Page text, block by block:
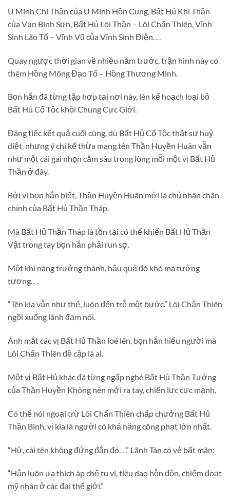
U Minh Chi Thần của U Minh Hồn Cung, Bất Hủ Khí Thần
của Vạn Binh Sơn, Bất Hủ Lôi Thần – Lôi Chấn Thiên, Vĩnh
Sinh Lão Tổ – Vĩnh Vũ của Vĩnh Sinh Điện. . .
Quay ngược thời gian về nhiều năm trước, trận hình này có
thêm Hồng Mông Đạo Tổ – Hồng Thương Minh.
Bọn hắn đã từng tập hợp tại nơi này, lên kế hoạch loại bỏ
Bất Hủ Cổ Tộc khỏi Chung Cực Giới.
Đáng tiếc kết quả cuối cùng, dù Bất Hủ Cổ Tộc thật sự huỷ
diệt, nhưng ý chí kế thừa mang tên Thần Huyền Huân vẫn
như một cái gai nhọn cắm sâu trong lòng mỗi một vị Bất Hủ
Thần ở đây.
Bởi vì bọn hắn biết, Thần Huyền Huân mới là chủ nhân chân
chính của Bất Hủ Thần Tháp.
Mà Bất Hủ Thần Tháp là tồn tại có thể khiến Bất Hủ Thần
Vật trong tay bọn hắn phải run sợ.
Một khi nàng trưởng thành, hậu quả đó khó mà tưởng
tượng. . .
“Tên kia vẫn như thế, luôn đến trễ một bước.” Lôi Chấn Thiên
ngồi xuống lãnh đạm nói.
Ánh mắt các vị Bất Hủ Thần loé lên, bọn hắn hiểu người mà
Lôi Chấn Thiên đề cập là ai.
Một vị Bất Hủ khác đã từng ngấp nghé Bất Hủ Thần Tướng
của Thần Huyền Không nên mới ra tay, chiến lực cực mạnh.
Có thể nói ngoại trừ Lôi Chấn Thiên chấp chưởng Bất Hủ
Thần Binh, vị kia là người có khả năng công phạt lớn nhất.
“Hừ, cái tên không đứng đắn đó. . .” Lãnh Tàn có vẻ bất mãn:
“Hắn luôn ưa thích áp chế tu vi, tiêu dao hỗn độn, chiếm đoạt
mỹ nhân ở các đại thế giới.”